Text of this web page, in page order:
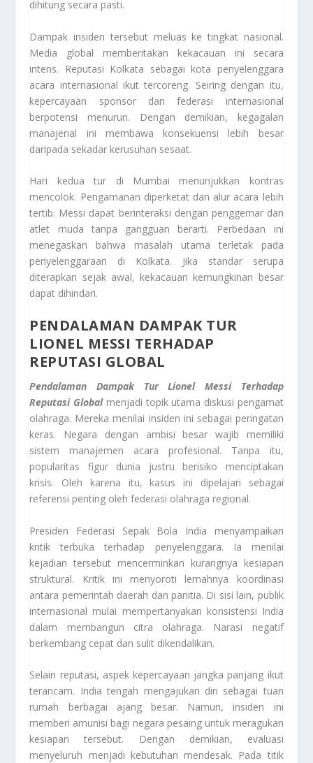
dihitung secara pasti.
Dampak insiden tersebut meluas ke tingkat nasional.
Media global memberitakan kekacauan ini secara
intens. Reputasi Kolkata sebagai kota penyelenggara
acara internasional ikut tercoreng. Seiring dengan itu,
kepercayaan sponsor dan federasi internasional
berpotensi menurun. Dengan demikian, kegagalan
manajerial ini membawa konsekuensi lebih besar
daripada sekadar kerusuhan sesaat.
Hari kedua tur di Mumbai menunjukkan kontras
mencolok. Pengamanan diperketat dan alur acara lebih
tertib. Messi dapat berinteraksi dengan penggemar dan
atlet muda tanpa gangguan berarti. Perbedaan ini
menegaskan bahwa masalah utama terletak pada
penyelenggaraan di Kolkata. Jika standar serupa
diterapkan sejak awal, kekacauan kemungkinan besar
dapat dihindari.
PENDALAMAN DAMPAK TUR
LIONEL MESSI TERHADAP
REPUTASI GLOBAL
Pendalaman Dampak Tur Lionel Messi Terhadap
Reputasi Global menjadi topik utama diskusi pengamat
olahraga. Mereka menilai insiden ini sebagai peringatan
keras. Negara dengan ambisi besar wajib memiliki
sistem manajemen acara profesional. Tanpa itu,
popularitas figur dunia justru berisiko menciptakan
krisis. Oleh karena itu, kasus ini dipelajari sebagai
referensi penting oleh federasi olahraga regional.
Presiden Federasi Sepak Bola India menyampaikan
kritik terbuka terhadap penyelenggara. Ia menilai
kejadian tersebut mencerminkan kurangnya kesiapan
struktural. Kritik ini menyoroti lemahnya koordinasi
antara pemerintah daerah dan panitia. Di sisi lain, publik
internasional mulai mempertanyakan konsistensi India
dalam membangun citra olahraga. Narasi negatif
berkembang cepat dan sulit dikendalikan.
Selain reputasi, aspek kepercayaan jangka panjang ikut
terancam. India tengah mengajukan diri sebagai tuan
rumah berbagai ajang besar. Namun, insiden ini
memberi amunisi bagi negara pesaing untuk meragukan
kesiapan tersebut. Dengan demikian, evaluasi
menyeluruh menjadi kebutuhan mendesak. Pada titik